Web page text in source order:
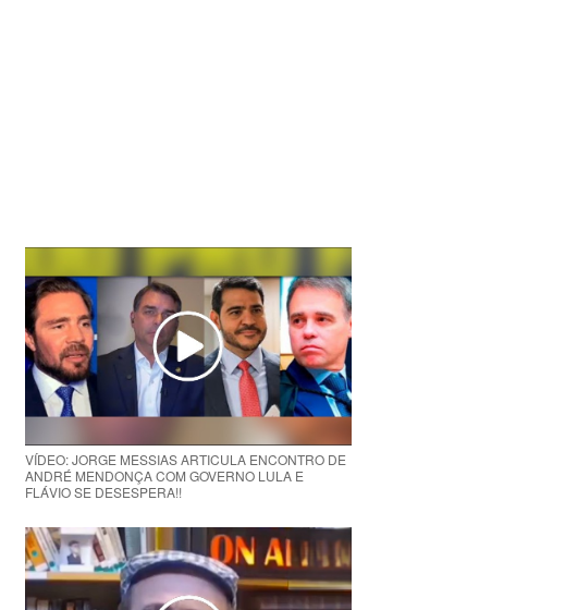
VÍDEO: JORGE MESSIAS ARTICULA ENCONTRO DE
ANDRÉ MENDONÇA COM GOVERNO LULA E
FLÁVIO SE DESESPERA!!